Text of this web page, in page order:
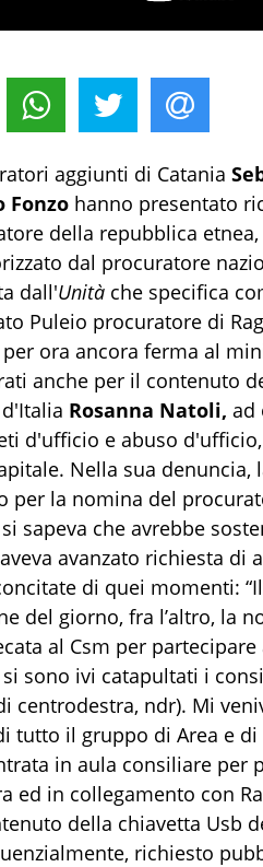
aggiunti di Catania
Fonzo hanno presentato
della repubblica
dal procuratore
dall'Unità che specifica
Puleio procuratore di
per ora ancora ferma al
anche per il contenuto
Rosanna Natoli, ad
d'ufficio e abuso
Nella sua
per la nomina del
sapeva che avrebbe
avanzato richiesta
di quei momenti:
del giorno, fra l’altro, la
al Csm per
si sono ivi catapultati i
centrodestra, ndr). Mi
tutto il gruppo di Area e
in aula consiliare per
ed in collegamento con
della chiavetta Usb
richiesto